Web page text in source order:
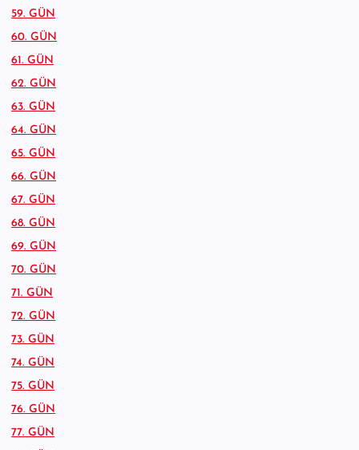
59. GÜN
60. GÜN
61. GÜN
62. GÜN
63. GÜN
64. GÜN
65. GÜN
66. GÜN
67. GÜN
68. GÜN
69. GÜN
70. GÜN
71. GÜN
72. GÜN
73. GÜN
74. GÜN
75. GÜN
76. GÜN
77. GÜN